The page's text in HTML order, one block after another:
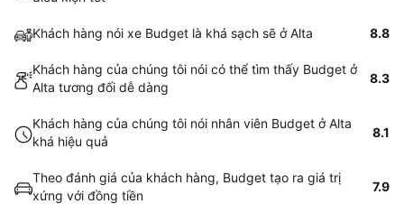
Khách hàng nói xe Budget là khá sạch sẽ ở Alta 8.8
Khách hàng của chúng tôi nói có thể tìm thấy Budget ở
Alta tương đối dễ dàng
8.3
Khách hàng của chúng tôi nói nhân viên Budget ở Alta
khá hiệu quả
8.1
Theo đánh giá của khách hàng, Budget tạo ra giá trị
xứng với đồng tiền
7.9